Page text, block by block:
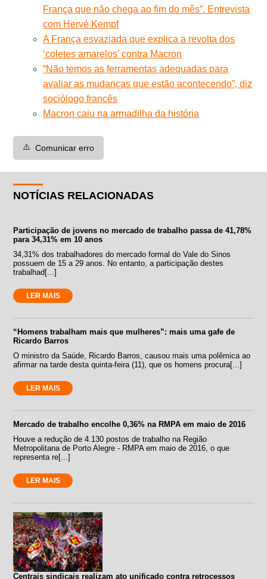
França que não chega ao fim do mês”. Entrevista
com Hervé Kempf
A França esvaziada que explica a revolta dos
‘coletes amarelos’ contra Macron
“Não temos as ferramentas adequadas para
avaliar as mudanças que estão acontecendo”, diz
sociólogo francês
Macron caiu na armadilha da história
⚠️ Comunicar erro
NOTÍCIAS RELACIONADAS
Participação de jovens no mercado de trabalho passa de 41,78%
para 34,31% em 10 anos
34,31% dos trabalhadores do mercado formal do Vale do Sinos
possuem de 15 a 29 anos. No entanto, a participação destes
trabalhad[...]
LER MAIS
“Homens trabalham mais que mulheres”: mais uma gafe de
Ricardo Barros
O ministro da Saúde, Ricardo Barros, causou mais uma polêmica ao
afirmar na tarde desta quinta-feira (11), que os homens procura[...]
LER MAIS
Mercado de trabalho encolhe 0,36% na RMPA em maio de 2016
Houve a redução de 4.130 postos de trabalho na Região
Metropolitana de Porto Alegre - RMPA em maio de 2016, o que
representa re[...]
LER MAIS
Centrais sindicais realizam ato unificado contra retrocessos